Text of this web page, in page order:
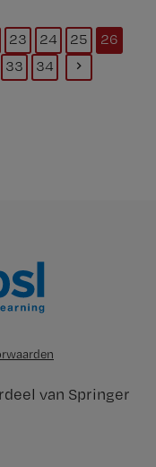
23 24 25
26
(current)
33 34
van Springer